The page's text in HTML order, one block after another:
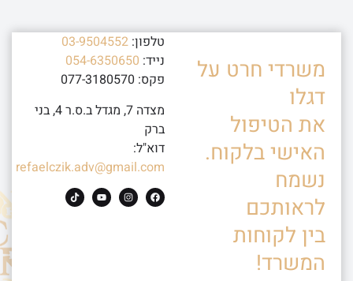
משרדי חרט על
דגלו
את הטיפול
האישי בלקוח.
נשמח
לראותכם
בין לקוחות
המשרד!
טלפון: 03-9504552
נייד: 054-6350650
פקס: 077-3180570
מצדה 7, מגדל ב.ס.ר 4, בני
ברק
דוא"ל:
refaelczik.adv@gmail.com